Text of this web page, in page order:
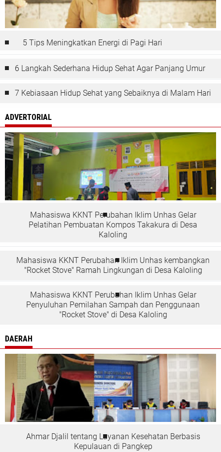
5 Tips Meningkatkan Energi di Pagi Hari
6 Langkah Sederhana Hidup Sehat Agar Panjang Umur
7 Kebiasaan Hidup Sehat yang Sebaiknya di Malam Hari
ADVERTORIAL
Mahasiswa KKNT Perubahan Iklim Unhas Gelar
Pelatihan Pembuatan Kompos Takakura di Desa
Kaloling
Mahasiswa KKNT Perubahan Iklim Unhas kembangkan
"Rocket Stove" Ramah Lingkungan di Desa Kaloling
Mahasiswa KKNT Perubahan Iklim Unhas Gelar
Penyuluhan Pemilahan Sampah dan Penggunaan
"Rocket Stove" di Desa Kaloling
DAERAH
Ahmar Djalil tentang Layanan Kesehatan Berbasis
Kepulauan di Pangkep